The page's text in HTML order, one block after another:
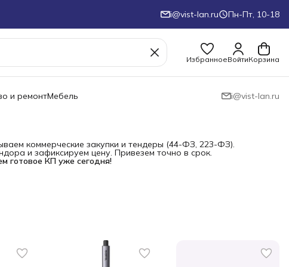
i@vist-lan.ru Пн-Пт, 10-18
ИзбранноеВойтиКорзина
и ремонтМебель i@vist-lan.ru
коммерческие закупки и тендеры (44-ФЗ, 223-ФЗ).
и зафиксируем цену. Привезем точно в срок.
готовое КП уже сегодня!